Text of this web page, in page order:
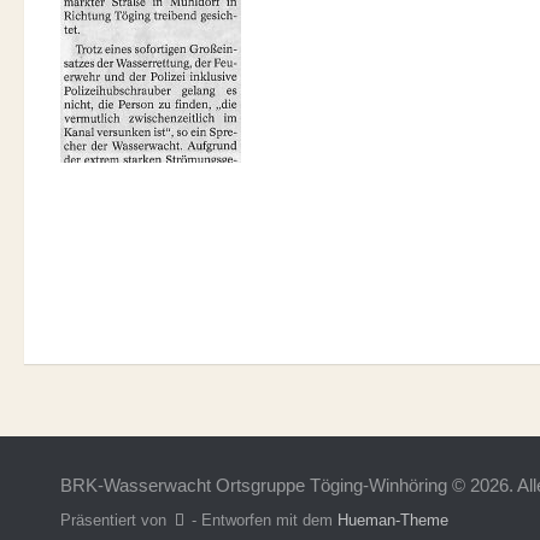
BRK-Wasserwacht Ortsgruppe Töging-Winhöring © 2026.
Präsentiert von - Entworfen mit dem Hueman-Theme